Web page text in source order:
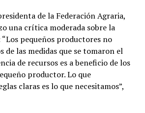
de la Federación Agraria,
una crítica moderada sobre la
pequeños productores no
de las medidas que se tomaron el
de recursos es a beneficio de los
productor. Lo que
claras es lo que necesitamos”,